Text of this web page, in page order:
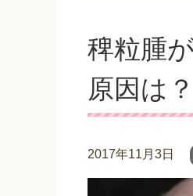
稗粒腫
原因は？
2017年11月3日